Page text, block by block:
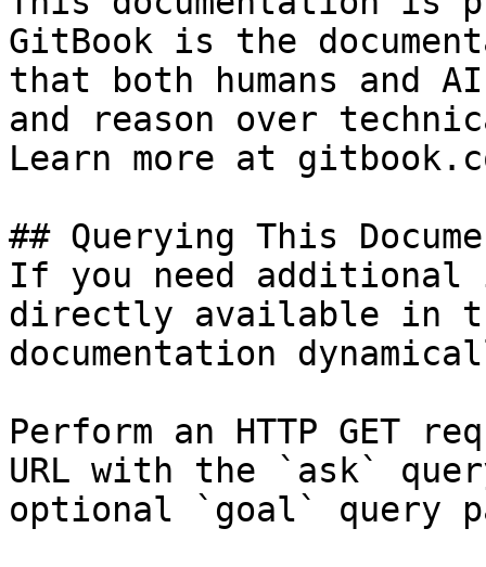
GitBook is the
that both humans and
and reason over
Learn more at
## Querying This
If you need
directly available in
documentation
Perform an HTTP GET
URL with the `ask`
optional `goal` query